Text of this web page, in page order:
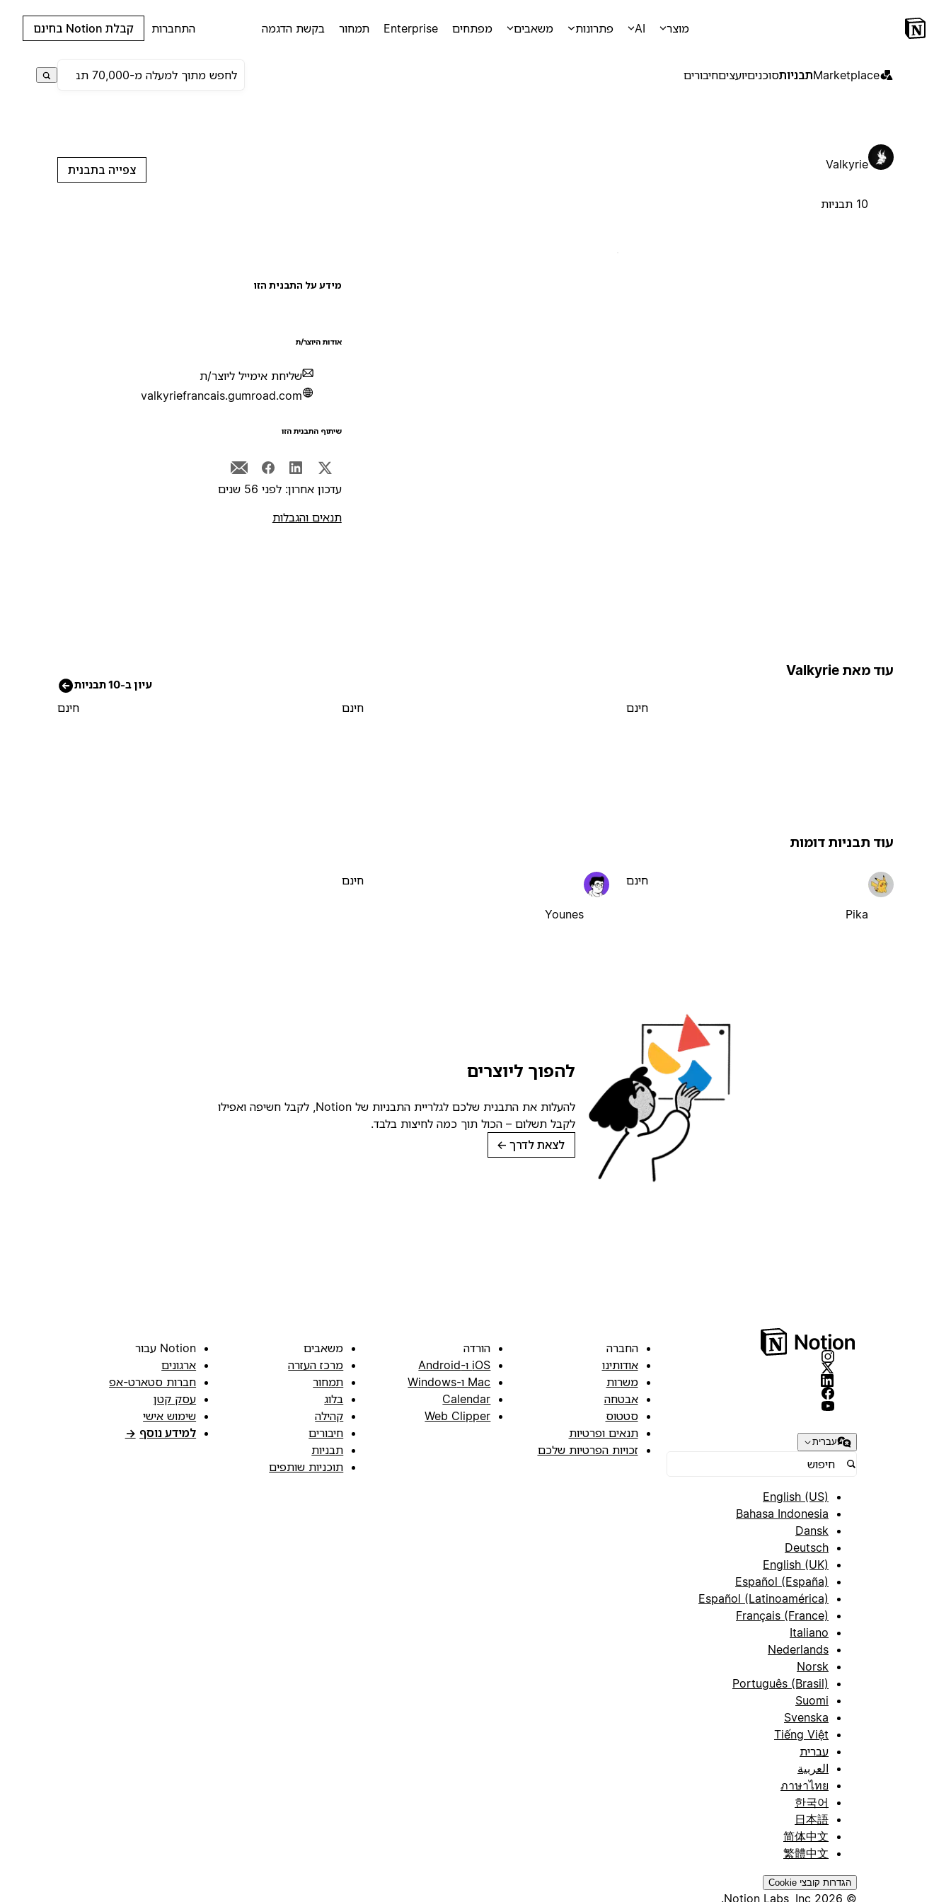
מוצר AI פתרונות משאבים מפתחים Enterprise תמחור בקשת הדגמה התחברות קבלת Notion בחינם
Marketplaceתבניותסוכניםיועציםחיבורים
Valkyrie
10 תבניות
צפייה בתבנית
מידע על התבנית הזו
אודות היוצר/ת
שליחת אימייל ליוצר/ת
valkyriefrancais.gumroad.com
שיתוף התבנית הזו
עדכון אחרון: לפני 56 שנים
תנאים והגבלות
עוד מאת Valkyrie
עיון ב-10 תבניות
חינם חינם חינם
עוד תבניות דומות
Pika
חינם
Younes
חינם
להפוך ליוצרים
להעלות את התבנית שלכם לגלריית התבניות של Notion, לקבל חשיפה ואפילו
לקבל תשלום – הכול תוך כמה לחיצות בלבד.
לצאת לדרך →
עברית
English (US)
Bahasa Indonesia
Dansk
Deutsch
English (UK)
Español (España)
Español (Latinoamérica)
Français (France)
Italiano
Nederlands
Norsk
Português (Brasil)
Suomi
Svenska
Tiếng Việt
עברית
العربية
ภาษาไทย
한국어
日本語
简体中文
繁體中文
הגדרות קובצי Cookie
© 2026 Notion Labs, Inc.
החברה
אודותינו
משרות
אבטחה
סטטוס
תנאים ופרטיות
זכויות הפרטיות שלכם
הורדה
iOS ו-Android
Mac ו-Windows
Calendar
Web Clipper
משאבים
מרכז העזרה
תמחור
בלוג
קהילה
חיבורים
תבניות
תוכניות שותפים
Notion עבור
ארגונים
חברות סטארט-אפ
עסק קטן
שימוש אישי
למידע נוסף →